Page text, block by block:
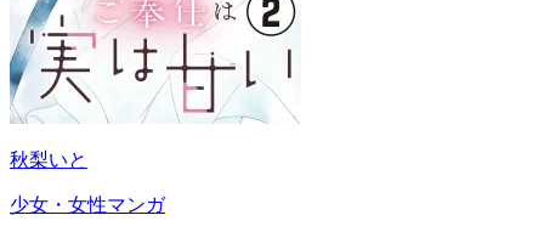
秋梨いと
少女・女性マンガ